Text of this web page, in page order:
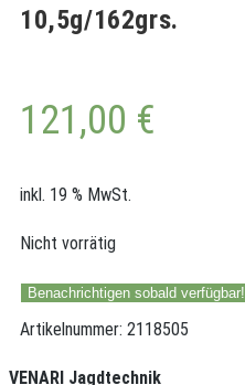
10,5g/162grs.
121,00 €
inkl. 19 % MwSt.
Nicht vorrätig
Benachrichtigen sobald verfügbar!
Artikelnummer: 2118505
VENARI Jagdtechnik